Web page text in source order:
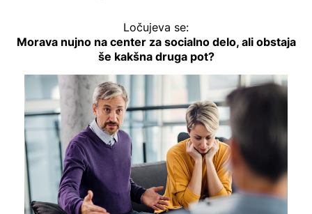
Ločujeva se:
Morava nujno na center za socialno delo, ali obstaja
še kakšna druga pot?